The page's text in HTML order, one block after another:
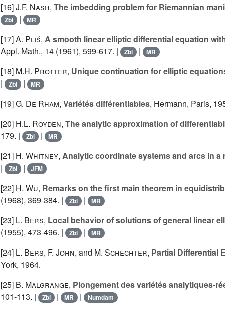
[16]J.F. Nash, The imbedding problem for Riemannian
Zbl | MR
[17]A. Pliś, A smooth linear elliptic differential equation
Appl. Math., 14 (1961), 599-617. |
Zbl | MR
[18] M.H. Protter, Unique continuation for elliptic
|
Zbl | MR
[19]G. De Rham, Variétés différentiables, Hermann, Paris,
[20] H.L. Royden, The analytic approximation of
179. |
Zbl | MR
[21] H. Whitney, Analytic coordinate systems and arcs in a
|
Zbl | JFM
[22] H. Wu, Remarks on the first main theorem in
(1968), 369-384. |
Zbl | MR
[23] L. Bers, Local behavior of solutions of general linear
(1955), 473-496. |
Zbl | MR
[24] L. Bers, F. John, and M. Schechter, Partial Differential
York, 1964.
[25] B. Malgrange, Plongement des variétés analytiques-
101-113. |
Zbl | MR | Numdam